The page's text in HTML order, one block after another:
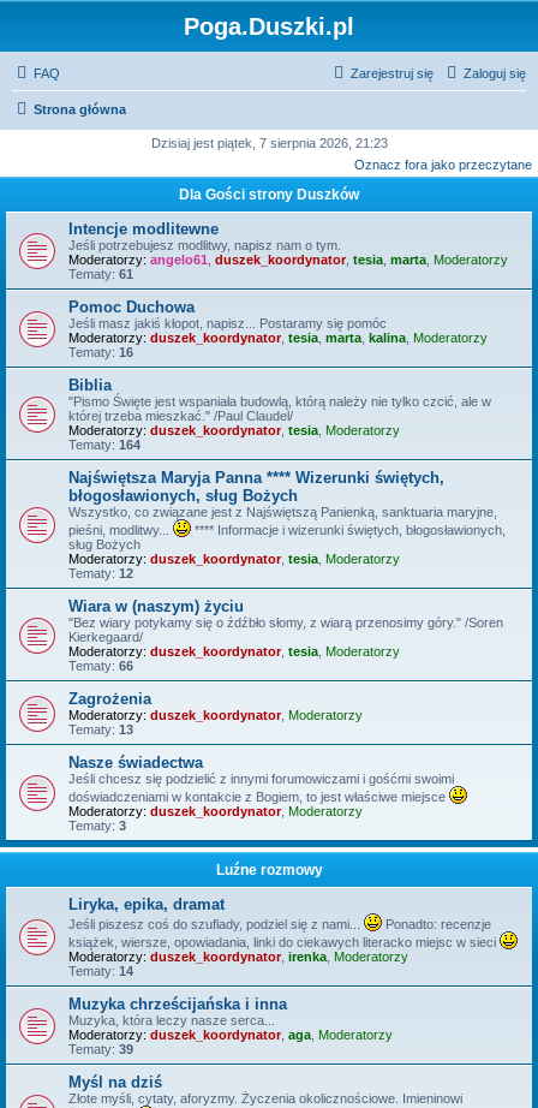
Poga.Duszki.pl
FAQ Zaloguj się
Zarejestruj się
Strona główna
Dzisiaj jest piątek, 7 sierpnia 2026, 21:23
Oznacz fora jako przeczytane
Dla Gości strony Duszków
Intencje modlitewne
Jeśli potrzebujesz modlitwy, napisz nam o tym.
Moderatorzy: angelo61 duszek_koordynator, tesia marta Moderatorzy
Tematy: 61
Pomoc Duchowa
Jeśli masz jakiś kłopot, napisz... Postaramy się pomóc
Moderatorzy: duszek_koordynator, tesia marta kalina Moderatorzy
Tematy: 16
Biblia
"Pismo Święte jest wspaniała budowlą, którą należy nie tylko czcić, ale w
której trzeba mieszkać." /Paul Claudel/
Moderatorzy: duszek_koordynator, tesia Moderatorzy
Tematy: 164
Najświętsza Maryja Panna **** Wizerunki świętych,
błogosławionych, sług Bożych
Wszystko, co związane jest z Najświętszą Panienką, sanktuaria maryjne,
pieśni, modlitwy...
**** Informacje i wizerunki świętych, błogosławionych,
sług Bożych
Moderatorzy: duszek_koordynator, tesia Moderatorzy
Tematy: 12
Wiara w (naszym) życiu
"Bez wiary potykamy się o źdźbło słomy, z wiarą przenosimy góry." /Soren
Kierkegaard/
Moderatorzy: duszek_koordynator, tesia Moderatorzy
Tematy: 66
Zagrożenia
Moderatorzy: duszek_koordynator, Moderatorzy
Tematy: 13
Nasze świadectwa
Jeśli chcesz się podzielić z innymi forumowiczami i gośćmi swoimi
doświadczeniami w kontakcie z Bogiem, to jest właściwe miejsce
Moderatorzy: duszek_koordynator, Moderatorzy
Tematy: 3
Luźne rozmowy
Liryka, epika, dramat
Jeśli piszesz coś do szuflady, podziel się z nami...
Ponadto: recenzje
książek, wiersze, opowiadania, linki do ciekawych literacko miejsc w sieci
Moderatorzy: duszek_koordynator, irenka Moderatorzy
Tematy: 14
Muzyka chrześcijańska i inna
Muzyka, która leczy nasze serca...
Moderatorzy: duszek_koordynator, aga Moderatorzy
Tematy: 39
Myśl na dziś
Złote myśli, cytaty, aforyzmy. Życzenia okolicznościowe. Imieninowi